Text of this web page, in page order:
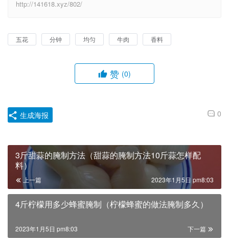
http://141618.xyz/802/
五花 分钟 均匀 牛肉 香料
赞 (0)
0
生成海报
3斤甜蒜的腌制方法（甜蒜的腌制方法10斤蒜怎样配
料）
上一篇 2023年1月5日 pm8:03
4斤柠檬用多少蜂蜜腌制（柠檬蜂蜜的做法腌制多久）
下一篇
2023年1月5日 pm8:03